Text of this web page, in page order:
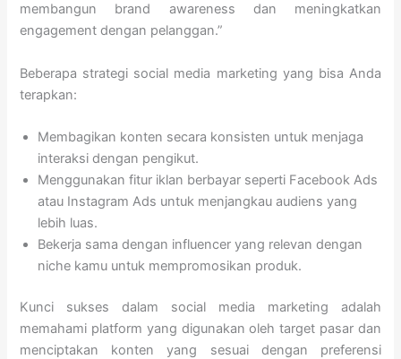
membangun brand awareness dan meningkatkan
engagement dengan pelanggan.”
Beberapa strategi social media marketing yang bisa Anda
terapkan:
Membagikan konten secara konsisten untuk menjaga
interaksi dengan pengikut.
Menggunakan fitur iklan berbayar seperti Facebook Ads
atau Instagram Ads untuk menjangkau audiens yang
lebih luas.
Bekerja sama dengan influencer yang relevan dengan
niche kamu untuk mempromosikan produk.
Kunci sukses dalam social media marketing adalah
memahami platform yang digunakan oleh target pasar dan
menciptakan konten yang sesuai dengan preferensi